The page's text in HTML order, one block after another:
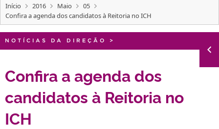
CONCURSOS
INTERNACIONAL
PORTARIAS
Início 2016 Maio
05
Confira a agenda dos candidatos à Reitoria no ICH
NOTÍCIAS DA DIREÇÃO >
Confira a agenda dos
candidatos à Reitoria no
ICH